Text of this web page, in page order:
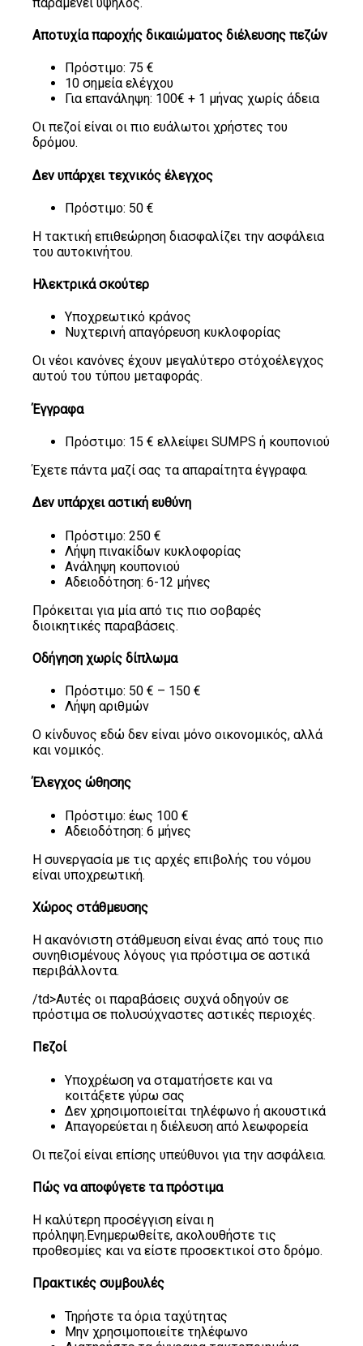
Αποτυχία παροχής δικαιώματος διέλευσης πεζών
Πρόστιμο: 75 €
10 σημεία ελέγχου
Για επανάληψη: 100€ + 1 μήνας χωρίς άδεια
Οι πεζοί είναι οι πιο ευάλωτοι χρήστες του
δρόμου.
Δεν υπάρχει τεχνικός έλεγχος
Πρόστιμο: 50 €
Η τακτική επιθεώρηση διασφαλίζει την ασφάλεια
του αυτοκινήτου.
Ηλεκτρικά σκούτερ
Υποχρεωτικό κράνος
Νυχτερινή απαγόρευση κυκλοφορίας
Οι νέοι κανόνες έχουν μεγαλύτερο στόχοέλεγχος
αυτού του τύπου μεταφοράς.
Έγγραφα
Πρόστιμο: 15 € ελλείψει SUMPS ή κουπονιού
Έχετε πάντα μαζί σας τα απαραίτητα έγγραφα.
Δεν υπάρχει αστική ευθύνη
Πρόστιμο: 250 €
Λήψη πινακίδων κυκλοφορίας
Ανάληψη κουπονιού
Αδειοδότηση: 6-12 μήνες
Πρόκειται για μία από τις πιο σοβαρές
διοικητικές παραβάσεις.
Οδήγηση χωρίς δίπλωμα
Πρόστιμο: 50 € – 150 €
Λήψη αριθμών
Ο κίνδυνος εδώ δεν είναι μόνο οικονομικός, αλλά
και νομικός.
Έλεγχος ώθησης
Πρόστιμο: έως 100 €
Αδειοδότηση: 6 μήνες
Η συνεργασία με τις αρχές επιβολής του νόμου
είναι υποχρεωτική.
Χώρος στάθμευσης
Η ακανόνιστη στάθμευση είναι ένας από τους πιο
συνηθισμένους λόγους για πρόστιμα σε αστικά
περιβάλλοντα.
/td>Αυτές οι παραβάσεις συχνά οδηγούν σε
πρόστιμα σε πολυσύχναστες αστικές περιοχές.
Πεζοί
Υποχρέωση να σταματήσετε και να
κοιτάξετε γύρω σας
Δεν χρησιμοποιείται τηλέφωνο ή ακουστικά
Απαγορεύεται η διέλευση από λεωφορεία
Οι πεζοί είναι επίσης υπεύθυνοι για την ασφάλεια.
Πώς να αποφύγετε τα πρόστιμα
Η καλύτερη προσέγγιση είναι η
πρόληψη.Ενημερωθείτε, ακολουθήστε τις
προθεσμίες και να είστε προσεκτικοί στο δρόμο.
Πρακτικές συμβουλές
Τηρήστε τα όρια ταχύτητας
Μην χρησιμοποιείτε τηλέφωνο